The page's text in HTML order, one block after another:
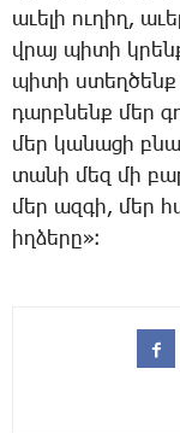
ա­ւե­լի ու­ղիղ,
վրայ պի­տի
պի­տի ստեղ­ծենք
դարբ­նենք մեր
մեր կա­նա­ցի
տա­նի մեզ մի
մեր ազ­գի, մեր
իղ­ձե­րը»։